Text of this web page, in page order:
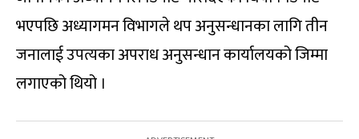
भएपछि अध्यागमन विभागले थप अनुसन्धानका लागि तीन
जनालाई उपत्यका अपराध अनुसन्धान कार्यालयको जिम्मा
लगाएको थियो ।